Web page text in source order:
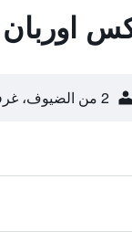
اوربان
2 من الضيوف، غرفة واحدة